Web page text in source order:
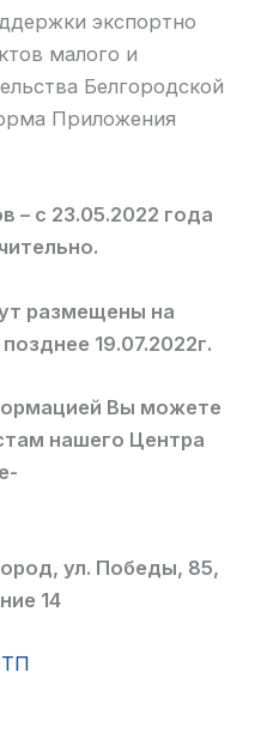
экспортно
малого и
Белгородской
Приложения
– с 23.05.2022 года
размещены на
19.07.2022г.
Вы можете
нашего Центра
ул. Победы, 85,
14